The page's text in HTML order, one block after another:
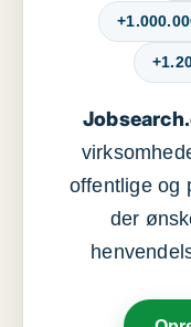
offentlige og
der